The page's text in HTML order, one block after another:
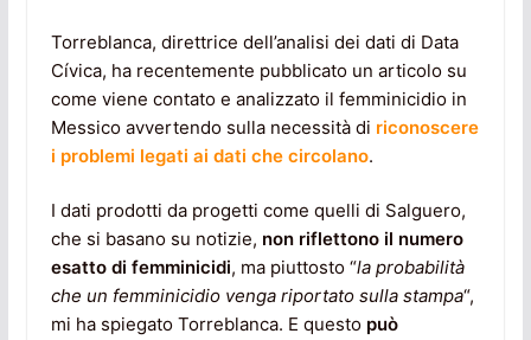
Torreblanca, direttrice dell’analisi dei dati di Data
Cívica, ha recentemente pubblicato un articolo su
come viene contato e analizzato il femminicidio in
Messico avvertendo sulla necessità di riconoscere
i problemi legati ai dati che circolano.
I dati prodotti da progetti come quelli di Salguero,
che si basano su notizie, non riflettono il numero
esatto di femminicidi, ma piuttosto “la probabilità
che un femminicidio venga riportato sulla stampa“,
mi ha spiegato Torreblanca. E questo può